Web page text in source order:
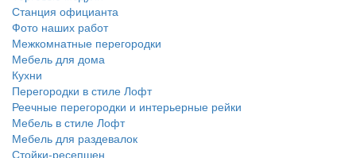
Станция официанта
Фото наших работ
Межкомнатные перегородки
Мебель для дома
Кухни
Перегородки в стиле Лофт
Реечные перегородки и интерьерные рейки
Мебель в стиле Лофт
Мебель для раздевалок
Стойки-ресепшен